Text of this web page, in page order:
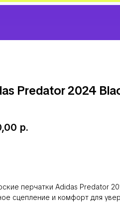
Predator 2024
р.
перчатки Adidas Predator
сцепление и комфорт для